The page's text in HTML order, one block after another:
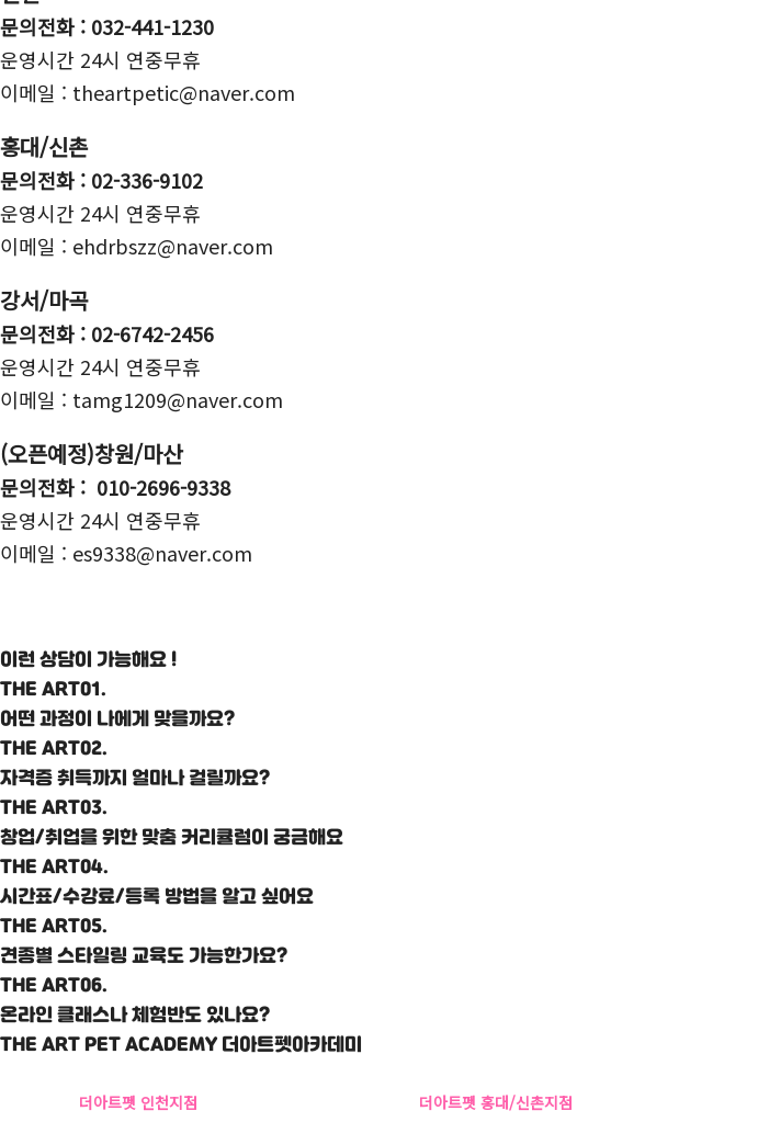
문의전화 : 032-441-1230
운영시간 24시 연중무휴
이메일 : theartpetic@naver.com
홍대/신촌
문의전화 : 02-336-9102
운영시간 24시 연중무휴
이메일 : ehdrbszz@naver.com
강서/마곡
문의전화 : 02-6742-2456
운영시간 24시 연중무휴
이메일 : tamg1209@naver.com
(오픈예정)창원/마산
문의전화 : 010-2696-9338
운영시간 24시 연중무휴
이메일 : es9338@naver.com
이런 상담이 가능해요 !
THE ART01.
어떤 과정이 나에게 맞을까요?
THE ART02.
자격증 취득까지 얼마나 걸릴까요?
THE ART03.
창업/취업을 위한 맞춤 커리큘럼이 궁금해요
THE ART04.
시간표/수강료/등록 방법을 알고 싶어요
THE ART05.
견종별 스타일링 교육도 가능한가요?
THE ART06.
온라인 클래스나 체험반도 있나요?
THE ART PET ACADEMY더아트펫아카데미
더아트펫 인천지점 더아트펫 홍대/신촌지점